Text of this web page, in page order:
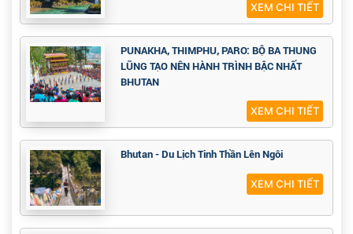
XEM CHI TIẾT
PUNAKHA, THIMPHU, PARO: BỘ BA THUNG
LŨNG TẠO NÊN HÀNH TRÌNH BẬC NHẤT
BHUTAN
XEM CHI TIẾT
Bhutan - Du Lịch Tinh Thần Lên Ngôi
XEM CHI TIẾT